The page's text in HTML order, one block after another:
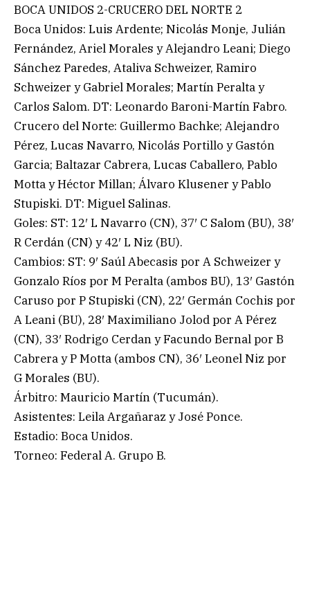
BOCA UNIDOS 2-CRUCERO DEL NORTE 2
Boca Unidos: Luis Ardente; Nicolás Monje, Julián
Fernández, Ariel Morales y Alejandro Leani; Diego
Sánchez Paredes, Ataliva Schweizer, Ramiro
Schweizer y Gabriel Morales; Martín Peralta y
Carlos Salom. DT: Leonardo Baroni-Martín Fabro.
Crucero del Norte: Guillermo Bachke; Alejandro
Pérez, Lucas Navarro, Nicolás Portillo y Gastón
Garcia; Baltazar Cabrera, Lucas Caballero, Pablo
Motta y Héctor Millan; Álvaro Klusener y Pablo
Stupiski. DT: Miguel Salinas.
Goles: ST: 12′ L Navarro (CN), 37′ C Salom (BU), 38′
R Cerdán (CN) y 42′ L Niz (BU).
Cambios: ST: 9′ Saúl Abecasis por A Schweizer y
Gonzalo Ríos por M Peralta (ambos BU), 13′ Gastón
Caruso por P Stupiski (CN), 22′ Germán Cochis por
A Leani (BU), 28′ Maximiliano Jolod por A Pérez
(CN), 33′ Rodrigo Cerdan y Facundo Bernal por B
Cabrera y P Motta (ambos CN), 36′ Leonel Niz por
G Morales (BU).
Árbitro: Mauricio Martín (Tucumán).
Asistentes: Leila Argañaraz y José Ponce.
Estadio: Boca Unidos.
Torneo: Federal A. Grupo B.